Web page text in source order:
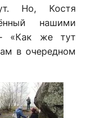
Но, Костя
нашими
«Как же тут
в очередном